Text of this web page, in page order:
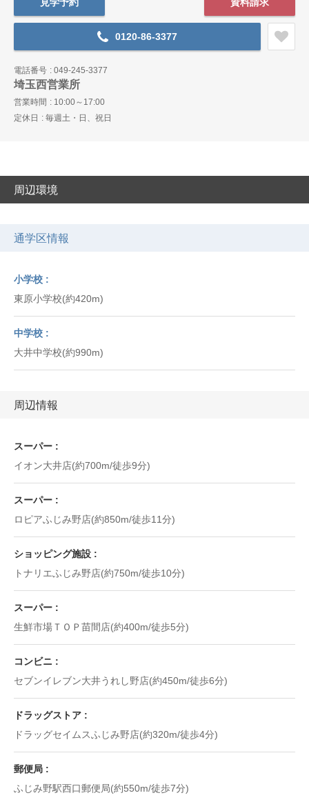
0120-86-3377
電話番号 049-245-3377
埼玉西営業所
営業時間
10:00～17:00
定休日
毎週土・日、祝日
周辺環境
通学区情報
小学校
東原小学校(約420m)
中学校
大井中学校(約990m)
周辺情報
スーパー
イオン大井店(約700m/徒歩9分)
スーパー
ロピアふじみ野店(約850m/徒歩11分)
ショッピング施設
トナリエふじみ野店(約750m/徒歩10分)
スーパー
生鮮市場ＴＯＰ苗間店(約400m/徒歩5分)
コンビニ
セブンイレブン大井うれし野店(約450m/徒歩6分)
ドラッグストア
ドラッグセイムスふじみ野店(約320m/徒歩4分)
郵便局
ふじみ野駅西口郵便局(約550m/徒歩7分)